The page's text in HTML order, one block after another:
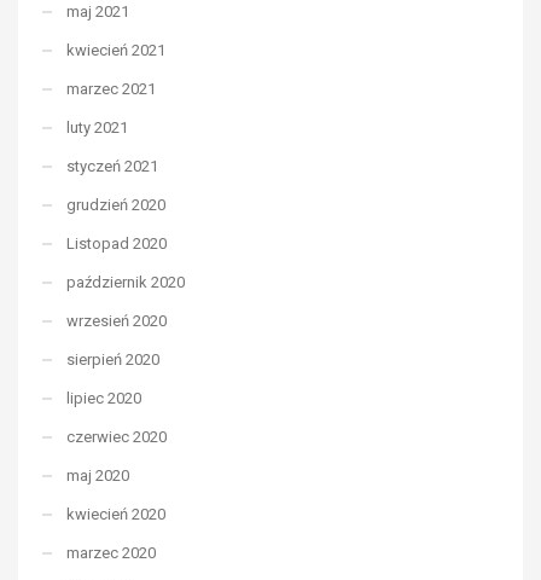
maj 2021
kwiecień 2021
marzec 2021
luty 2021
styczeń 2021
grudzień 2020
Listopad 2020
październik 2020
wrzesień 2020
sierpień 2020
lipiec 2020
czerwiec 2020
maj 2020
kwiecień 2020
marzec 2020